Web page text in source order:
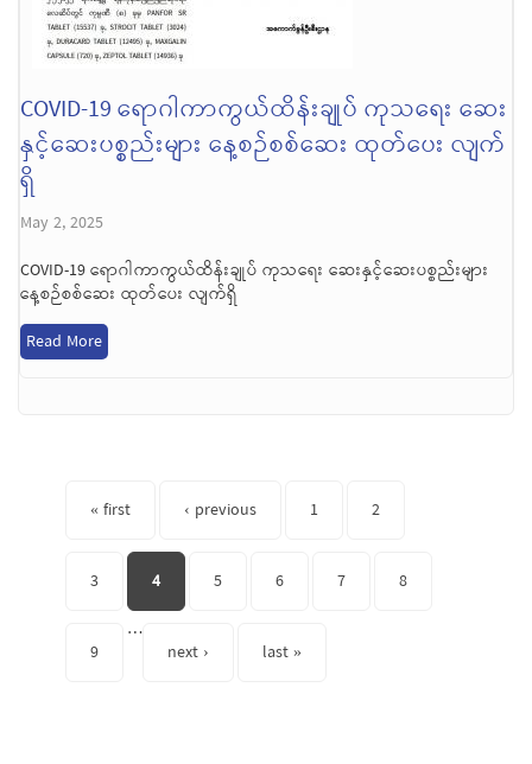
COVID-19 ရောဂါကာကွယ်ထိန်းချုပ် ကုသရေး ဆေး
နှင့်ဆေးပစ္စည်းများ နေ့စဉ်စစ်ဆေး ထုတ်ပေး လျက်
ရှိ
May 2, 2025
COVID-19 ရောဂါကာကွယ်ထိန်းချုပ် ကုသရေး ဆေးနှင့်ဆေးပစ္စည်းများ
နေ့စဉ်စစ်ဆေး ထုတ်ပေး လျက်ရှိ
Read More
« first ‹ previous 1 2
3 4 5 6 7 8
9
…
next ›
last »